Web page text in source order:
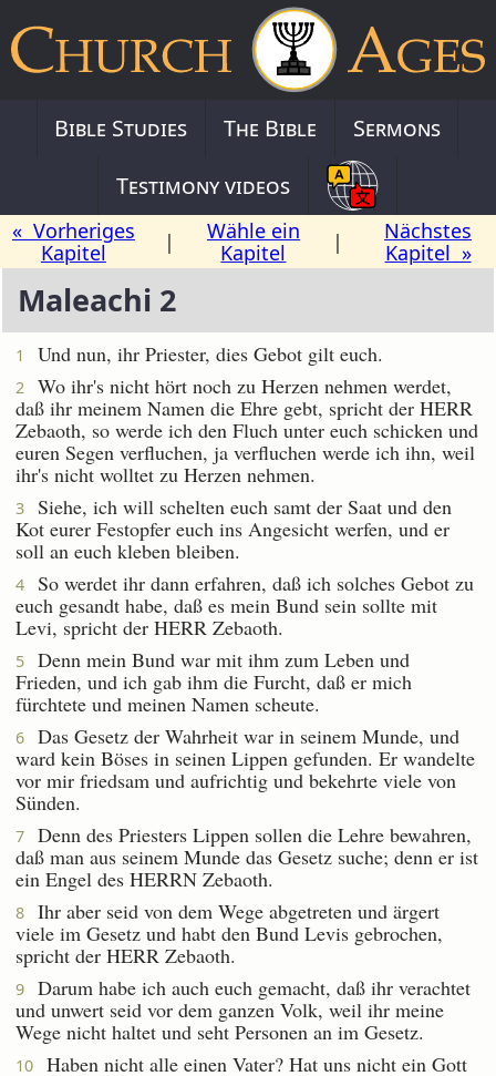
Bible Studies The Bible
Sermons
Testimony videos
« Vorheriges
Kapitel
|
Wähle ein
Kapitel
|
Nächstes
Kapitel »
Maleachi 2
1 Und nun, ihr Priester, dies Gebot gilt euch.
2
Wo ihr's nicht hört noch zu Herzen nehmen werdet,
daß ihr meinem Namen die Ehre gebt, spricht der HERR
Zebaoth, so werde ich den Fluch unter euch schicken und
euren Segen verfluchen, ja verfluchen werde ich ihn, weil
ihr's nicht wolltet zu Herzen nehmen.
3
Siehe, ich will schelten euch samt der Saat und den
Kot eurer Festopfer euch ins Angesicht werfen, und er
soll an euch kleben bleiben.
4
So werdet ihr dann erfahren, daß ich solches Gebot zu
euch gesandt habe, daß es mein Bund sein sollte mit
Levi, spricht der HERR Zebaoth.
5
Denn mein Bund war mit ihm zum Leben und
Frieden, und ich gab ihm die Furcht, daß er mich
fürchtete und meinen Namen scheute.
6
Das Gesetz der Wahrheit war in seinem Munde, und
ward kein Böses in seinen Lippen gefunden. Er wandelte
vor mir friedsam und aufrichtig und bekehrte viele von
Sünden.
7
Denn des Priesters Lippen sollen die Lehre bewahren,
daß man aus seinem Munde das Gesetz suche; denn er ist
ein Engel des HERRN Zebaoth.
8
Ihr aber seid von dem Wege abgetreten und ärgert
viele im Gesetz und habt den Bund Levis gebrochen,
spricht der HERR Zebaoth.
9
Darum habe ich auch euch gemacht, daß ihr verachtet
und unwert seid vor dem ganzen Volk, weil ihr meine
Wege nicht haltet und seht Personen an im Gesetz.
10
Haben nicht alle einen Vater? Hat uns nicht ein Gott